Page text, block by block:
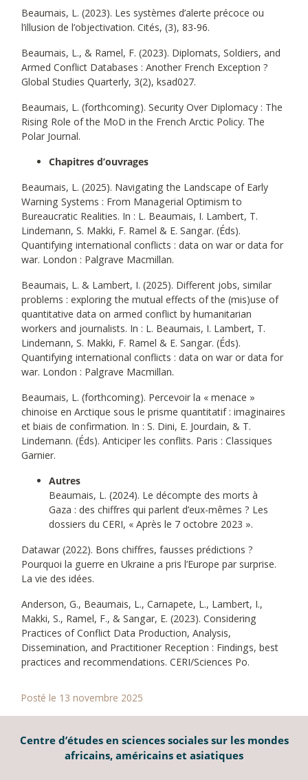
Beaumais, L. (2023). Les systèmes d’alerte précoce ou
l’illusion de l’objectivation. Cités, (3), 83-96.
Beaumais, L., & Ramel, F. (2023). Diplomats, Soldiers, and
Armed Conflict Databases : Another French Exception ?
Global Studies Quarterly, 3(2), ksad027.
Beaumais, L. (forthcoming). Security Over Diplomacy : The
Rising Role of the MoD in the French Arctic Policy. The
Polar Journal.
Chapitres d’ouvrages
Beaumais, L. (2025). Navigating the Landscape of Early
Warning Systems : From Managerial Optimism to
Bureaucratic Realities. In : L. Beaumais, I. Lambert, T.
Lindemann, S. Makki, F. Ramel & E. Sangar. (Éds).
Quantifying international conflicts : data on war or data for
war. London : Palgrave Macmillan.
Beaumais, L. & Lambert, I. (2025). Different jobs, similar
problems : exploring the mutual effects of the (mis)use of
quantitative data on armed conflict by humanitarian
workers and journalists. In : L. Beaumais, I. Lambert, T.
Lindemann, S. Makki, F. Ramel & E. Sangar. (Éds).
Quantifying international conflicts : data on war or data for
war. London : Palgrave Macmillan.
Beaumais, L. (forthcoming). Percevoir la « menace »
chinoise en Arctique sous le prisme quantitatif : imaginaires
et biais de confirmation. In : S. Dini, E. Jourdain, & T.
Lindemann. (Éds). Anticiper les conflits. Paris : Classiques
Garnier.
Autres
Beaumais, L. (2024). Le décompte des morts à
Gaza : des chiffres qui parlent d’eux-mêmes ? Les
dossiers du CERI, « Après le 7 octobre 2023 ».
Datawar (2022). Bons chiffres, fausses prédictions ?
Pourquoi la guerre en Ukraine a pris l’Europe par surprise.
La vie des idées.
Anderson, G., Beaumais, L., Carnapete, L., Lambert, I.,
Makki, S., Ramel, F., & Sangar, E. (2023). Considering
Practices of Conflict Data Production, Analysis,
Dissemination, and Practitioner Reception : Findings, best
practices and recommendations. CERI/Sciences Po.
Posté le 13 novembre 2025
Centre d’études en sciences sociales sur les mondes
africains, américains et asiatiques